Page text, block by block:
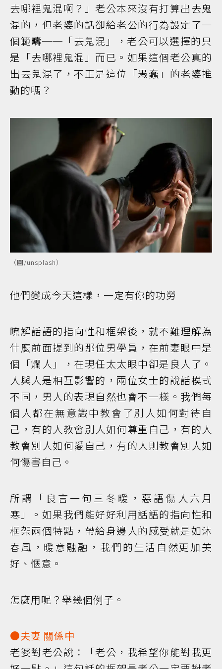
去哪裡鬼混啊？」老公本來沒有打算出去鬼
混的，但老婆的話卻給老公的行為設定了一
個範疇──「去鬼混」，老公可以選擇的只
是「去哪裡鬼混」而已。如果這個老公真的
出去鬼混了，不正是這位「愚蠢」的老婆推
動的嗎？
（圖/unsplash）
他們變成今天這樣，一定有你的功勞
瞭解話語的指向性和框架後，就不難理解為
什麼前面提到的那位男學員，在前妻眼中是
個「爛人」，在現任太太眼中卻是良人了。
人與人是相互影響的，兩位女士的說話模式
不同，男人的表現自然也會不一樣。我們每
個人都在無意識中教會了別人如何對待自
己，有的人教會別人如何尊重自己，有的人
教會別人如何愛自己，有的人則教會別人如
何傷害自己。
所謂「良言一句三冬暖，惡語傷人六月
寒」。如果我們能好好利用話語的指向性和
框架兩個特點，帶給身邊人的感受就是如沐
春風，暖意融融，我們的生活自然更加美
好、愜意。
怎麼用呢？舉幾個例子。
●夫妻 關係中
老婆對老公說：「老公，我希望你能對我更